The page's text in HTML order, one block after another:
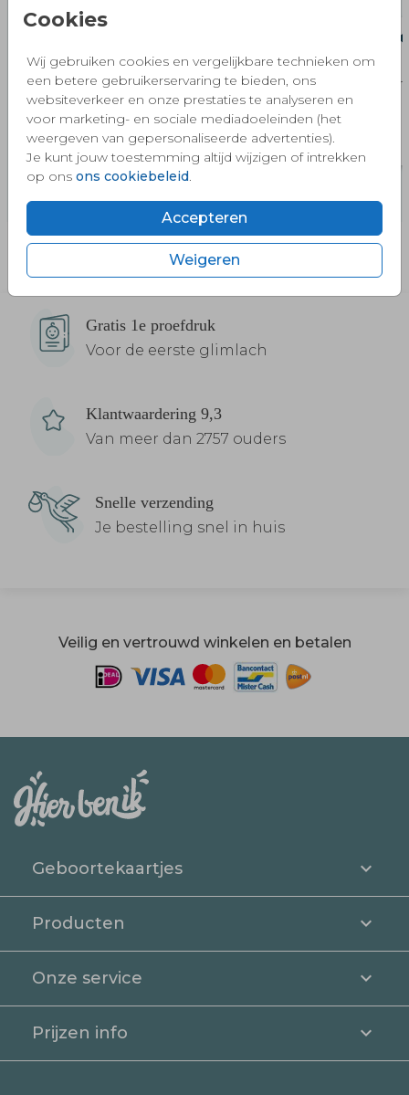
Cookies
Wij gebruiken cookies en vergelijkbare technieken om
een betere gebruikerservaring te bieden, ons
websiteverkeer en onze prestaties te analyseren en
voor marketing- en sociale mediadoeleinden (het
weergeven van gepersonaliseerde advertenties).
Je kunt jouw toestemming altijd wijzigen of intrekken
op ons ons cookiebeleid
Accepteren
Weigeren
Gratis 1e proefdruk
Voor de eerste glimlach
Klantwaardering 9,3
Van meer dan 2757 ouders
Snelle verzending
Je bestelling snel in huis
Veilig en vertrouwd winkelen en betalen
Geboortekaartjes
Producten
Onze service
Prijzen info